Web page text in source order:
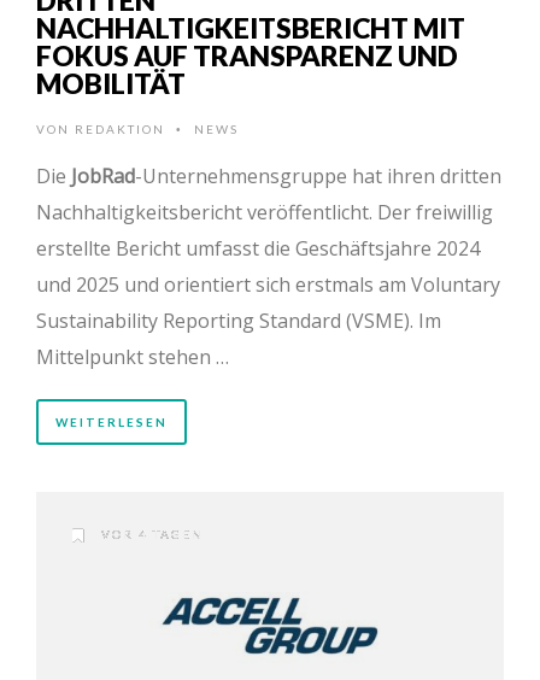
NACHHALTIGKEITSBERICHT MIT
FOKUS AUF TRANSPARENZ UND
MOBILITÄT
VON REDAKTION • NEWS
Die JobRad-Unternehmensgruppe hat ihren dritten
Nachhaltigkeitsbericht veröffentlicht. Der freiwillig
erstellte Bericht umfasst die Geschäftsjahre 2024
und 2025 und orientiert sich erstmals am Voluntary
Sustainability Reporting Standard (VSME). Im
Mittelpunkt stehen …
WEITERLESEN
VOR 4 TAGEN